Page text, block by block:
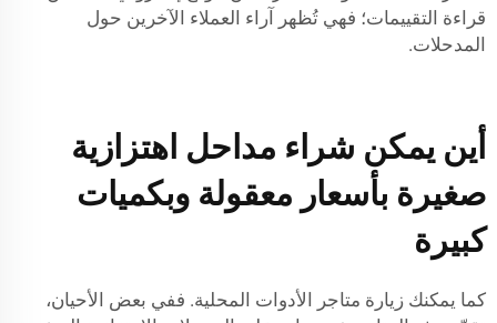
قراءة التقييمات؛ فهي تُظهر آراء العملاء الآخرين حول
المدحلات.
أين يمكن شراء مداحل اهتزازية
صغيرة بأسعار معقولة وبكميات
كبيرة
كما يمكنك زيارة متاجر الأدوات المحلية. ففي بعض الأحيان،